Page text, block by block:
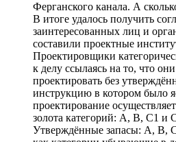
Ферганского канала. А
В итоге удалось получить
заинтересованных лиц и
составили проектные
Проектировщики
к делу ссылаясь на то, что
проектировать без
инструкцию в котором было
проектирование
золота категорий: А, В, С1 и
Утверждённые запасы: А, В,